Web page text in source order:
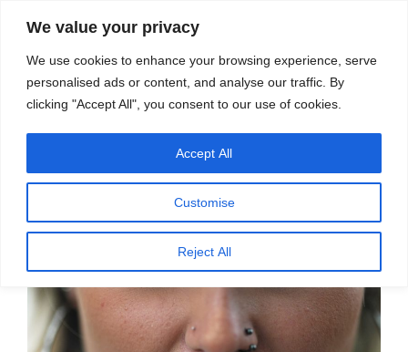
We value your privacy
We use cookies to enhance your browsing experience, serve
personalised ads or content, and analyse our traffic. By
clicking "Accept All", you consent to our use of cookies.
Customise
Reject All
Accept All
स्रोत
मेनू
सितम्बर 20, 2025पर
प्रकाशित
गया
हकलाने के जीन की तलाश